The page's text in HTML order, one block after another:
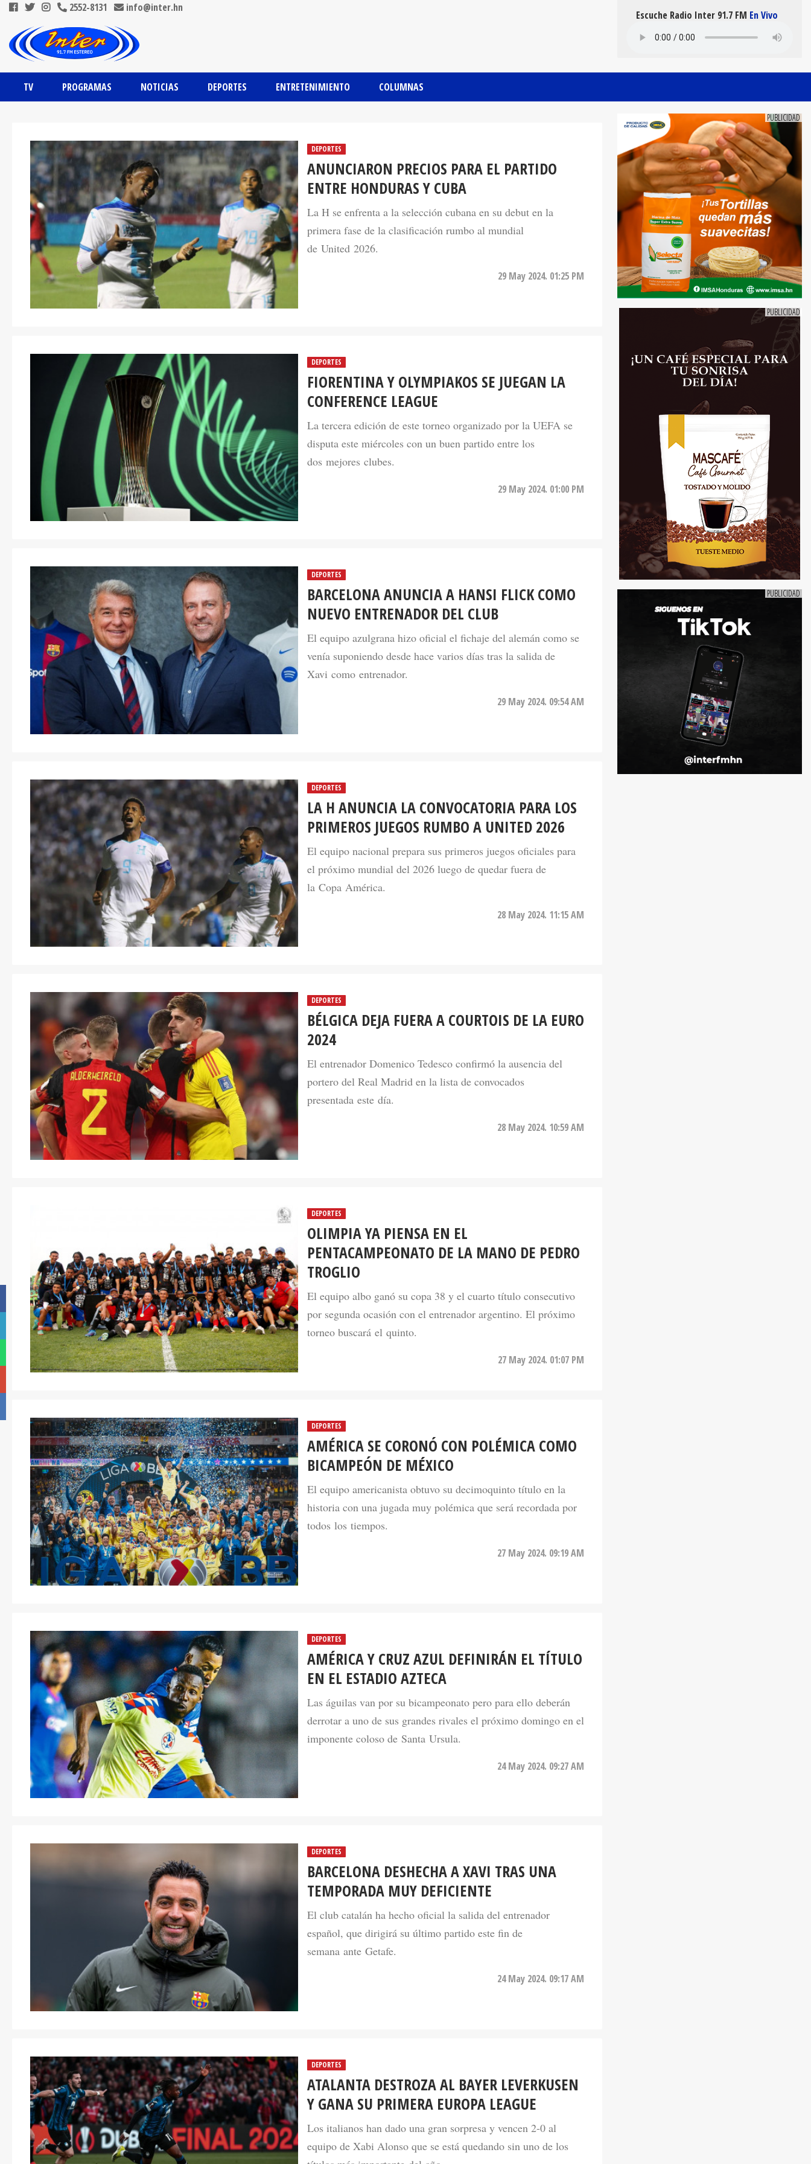
2552-8131 info@inter.hn
TV PROGRAMAS NOTICIAS DEPORTES ENTRETENIMIENTO COLUMNAS
Escuche Radio Inter 91.7 FM En Vivo
DEPORTES
ANUNCIARON PRECIOS PARA EL PARTIDO
ENTRE HONDURAS Y CUBA
La H se enfrenta a la selección cubana en su debut en la
primera fase de la clasificación rumbo al mundial
de United 2026.
29 May 2024. 01:25 PM
DEPORTES
FIORENTINA Y OLYMPIAKOS SE JUEGAN LA
CONFERENCE LEAGUE
La tercera edición de este torneo organizado por la UEFA se
disputa este miércoles con un buen partido entre los
dos mejores clubes.
29 May 2024. 01:00 PM
DEPORTES
BARCELONA ANUNCIA A HANSI FLICK COMO
NUEVO ENTRENADOR DEL CLUB
El equipo azulgrana hizo oficial el fichaje del alemán como se
venía suponiendo desde hace varios días tras la salida de
Xavi como entrenador.
29 May 2024. 09:54 AM
DEPORTES
LA H ANUNCIA LA CONVOCATORIA PARA LOS
PRIMEROS JUEGOS RUMBO A UNITED 2026
El equipo nacional prepara sus primeros juegos oficiales para
el próximo mundial del 2026 luego de quedar fuera de
la Copa América.
28 May 2024. 11:15 AM
DEPORTES
BÉLGICA DEJA FUERA A COURTOIS DE LA EURO
2024
El entrenador Domenico Tedesco confirmó la ausencia del
portero del Real Madrid en la lista de convocados
presentada este día.
28 May 2024. 10:59 AM
DEPORTES
OLIMPIA YA PIENSA EN EL
PENTACAMPEONATO DE LA MANO DE PEDRO
TROGLIO
El equipo albo ganó su copa 38 y el cuarto título consecutivo
por segunda ocasión con el entrenador argentino. El próximo
torneo buscará el quinto.
27 May 2024. 01:07 PM
DEPORTES
AMÉRICA SE CORONÓ CON POLÉMICA COMO
BICAMPEÓN DE MÉXICO
El equipo americanista obtuvo su decimoquinto título en la
historia con una jugada muy polémica que será recordada por
todos los tiempos.
27 May 2024. 09:19 AM
DEPORTES
AMÉRICA Y CRUZ AZUL DEFINIRÁN EL TÍTULO
EN EL ESTADIO AZTECA
Las águilas van por su bicampeonato pero para ello deberán
derrotar a uno de sus grandes rivales el próximo domingo en el
imponente coloso de Santa Ursula.
24 May 2024. 09:27 AM
DEPORTES
BARCELONA DESHECHA A XAVI TRAS UNA
TEMPORADA MUY DEFICIENTE
El club catalán ha hecho oficial la salida del entrenador
español, que dirigirá su último partido este fin de
semana ante Getafe.
24 May 2024. 09:17 AM
DEPORTES
ATALANTA DESTROZA AL BAYER LEVERKUSEN
Y GANA SU PRIMERA EUROPA LEAGUE
Los italianos han dado una gran sorpresa y vencen 2-0 al
equipo de Xabi Alonso que se está quedando sin uno de los